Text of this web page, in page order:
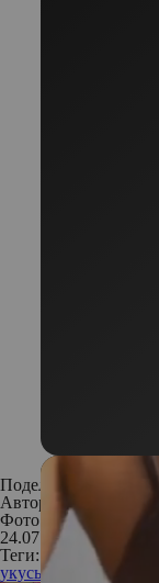
Поделиться:
Автор:
Елена
Фото: Pxabay
24.07.2019
Теги:
укусы насекомых